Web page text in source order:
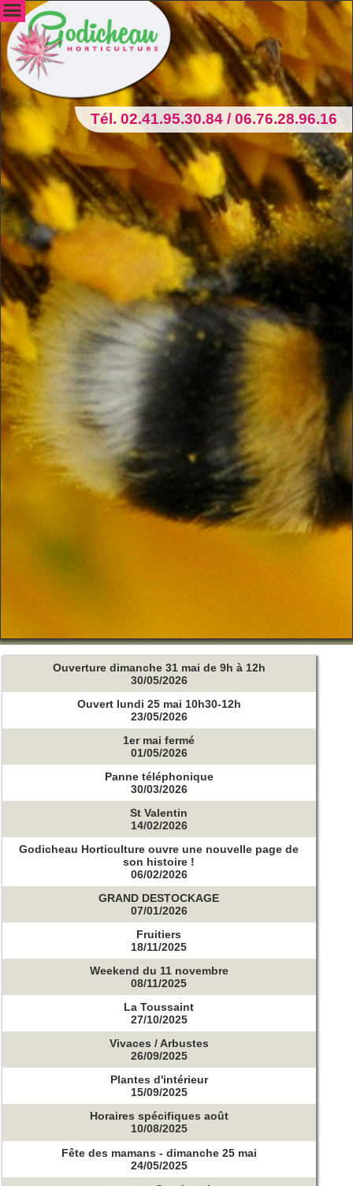
Tél. 02.41.95.30.84 / 06.76.28.96.16
Ouverture dimanche 31 mai de 9h à 12h
30/05/2026
Ouvert lundi 25 mai 10h30-12h
23/05/2026
1er mai fermé
01/05/2026
Panne téléphonique
30/03/2026
St Valentin
14/02/2026
Godicheau Horticulture ouvre une nouvelle page de
son histoire !
06/02/2026
GRAND DESTOCKAGE
07/01/2026
Fruitiers
18/11/2025
Weekend du 11 novembre
08/11/2025
La Toussaint
27/10/2025
Vivaces / Arbustes
26/09/2025
Plantes d'intérieur
15/09/2025
Horaires spécifiques août
10/08/2025
Fête des mamans - dimanche 25 mai
24/05/2025